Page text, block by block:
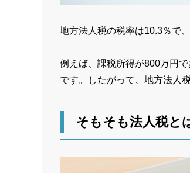
地方法人税の税率は10.3％で
例えば、課税所得が800万円
です。したがって、地方法人
そもそも法人税と